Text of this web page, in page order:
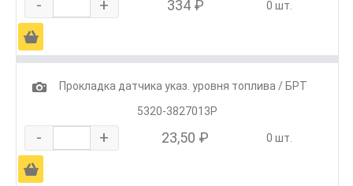
- + 334 ₽ 0 шт.
Ä
1
Прокладка датчика указ. уровня топлива / БРТ
5320-3827013Р
- + 23,50 ₽ 0 шт.
Ä